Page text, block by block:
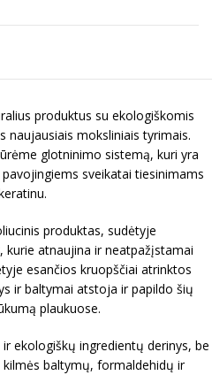
produktus su ekologiškomis
naujausiais moksliniais tyrimais.
glotninimo sistemą, kuri yra
sveikatai tiesinimams
produktas, sudėtyje
, kurie atnaujina ir neatpažįstamai
esančios kruopščiai atrinktos
ir baltymai atstoja ir papildo šių
plaukuose.
ekologiškų ingredientų derinys, be
baltymų, formaldehidų ir